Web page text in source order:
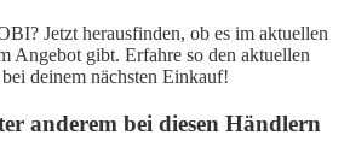
Jetzt herausfinden, ob es im aktuellen
Angebot gibt. Erfahre so den aktuellen
deinem nächsten Einkauf!
anderem bei diesen Händlern